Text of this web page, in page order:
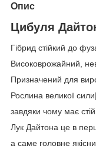
Опис
Цибуля
Гібрид стійкий до
Високоврожайний,
Призначений для
Рослина великої
завдяки чому має
Лук Дайтона це в
а саме головне